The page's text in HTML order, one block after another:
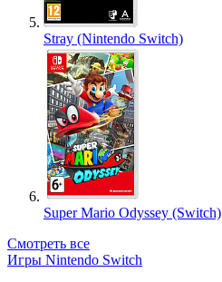
Stray (Nintendo Switch)
Super Mario Odyssey (Switch)
Смотреть все
Игры Nintendo Switch